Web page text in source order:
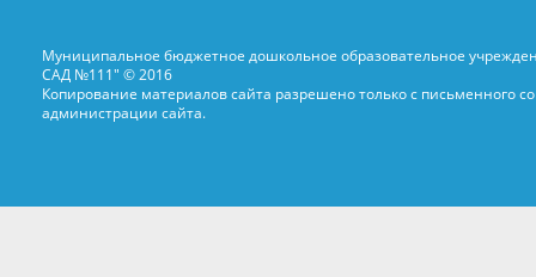
Муниципальное бюджетное дошкольное образовательное
САД №111" © 2016
Копирование материалов сайта разрешено только с письменного
администрации сайта.